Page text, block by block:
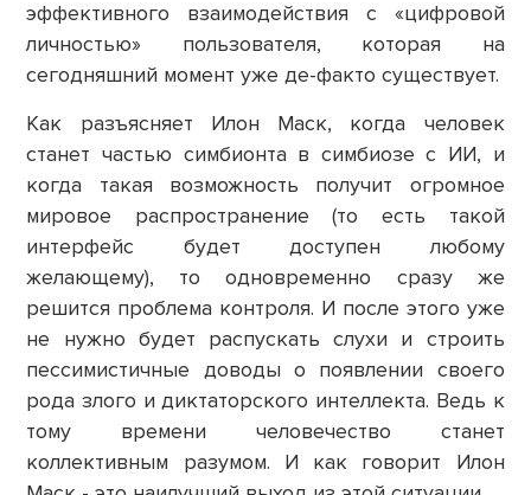
эффективного взаимодействия с «цифровой
личностью» пользователя, которая на
сегодняшний момент уже де-факто существует.
Как разъясняет Илон Маск, когда человек
станет частью симбионта в симбиозе с ИИ, и
когда такая возможность получит огромное
мировое распространение (то есть такой
интерфейс будет доступен любому
желающему), то одновременно сразу же
решится проблема контроля. И после этого уже
не нужно будет распускать слухи и строить
пессимистичные доводы о появлении своего
рода злого и диктаторского интеллекта. Ведь к
тому времени человечество станет
коллективным разумом. И как говорит Илон